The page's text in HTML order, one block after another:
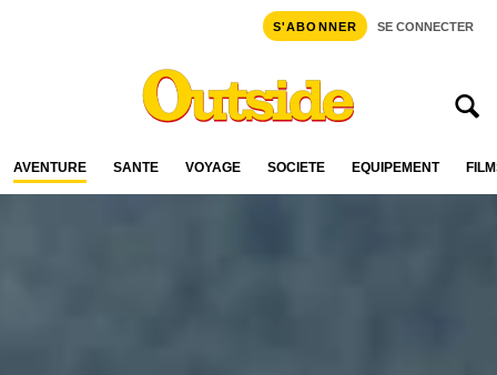
S'ABONNER SE CONNECTER
AVENTURE SANTÉ VOYAGE SOCIÉTÉ ÉQUIPEMENT